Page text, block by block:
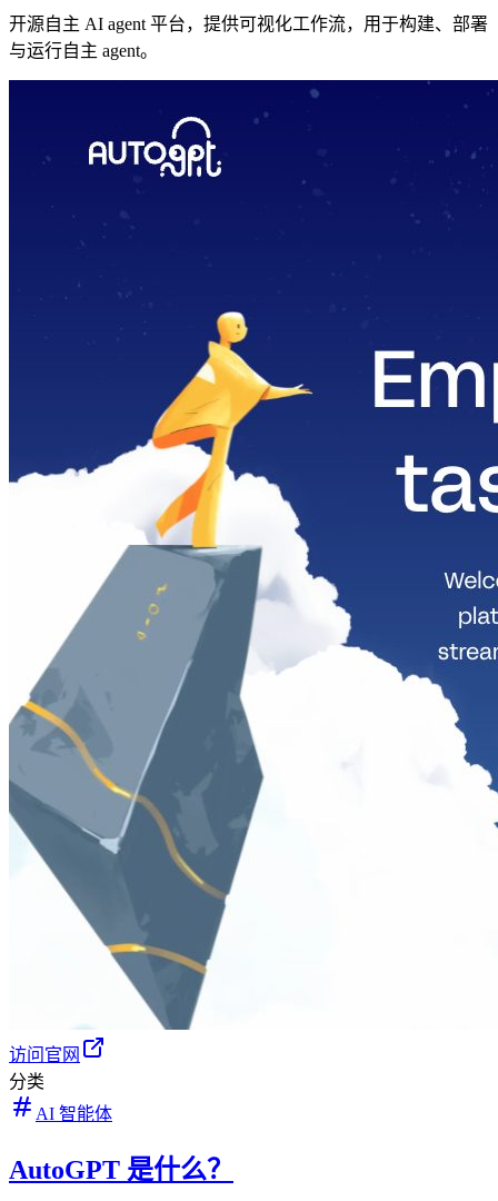
开源自主 AI agent 平台，提供可视化工作流，用于构建、部署
与运行自主 agent。
访问官网
分类
AI 智能体
AutoGPT 是什么？